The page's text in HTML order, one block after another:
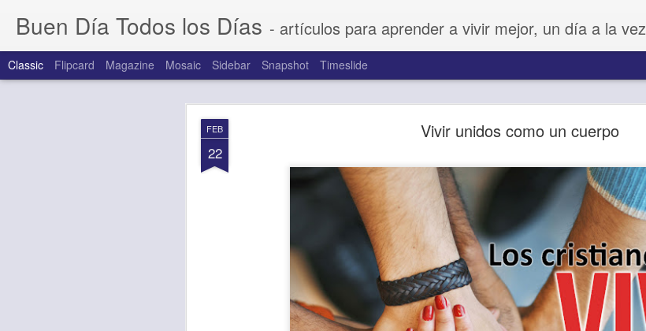
FEB
22
Vivir unidos como un cuerpo
Buen Día Todos los Días - artículos para aprender a vivir mejor, un día a la
Classic Flipcard Magazine Mosaic Sidebar Snapshot Timeslide
Amar sin fingimiento